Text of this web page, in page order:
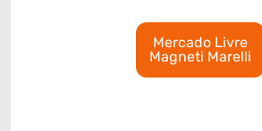
Mercado Livre
Magneti Marelli